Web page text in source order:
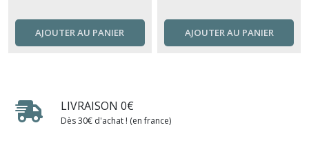
AJOUTER AU PANIER AJOUTER AU PANIER
LIVRAISON 0€
Dès 30€ d'achat ! (en france)